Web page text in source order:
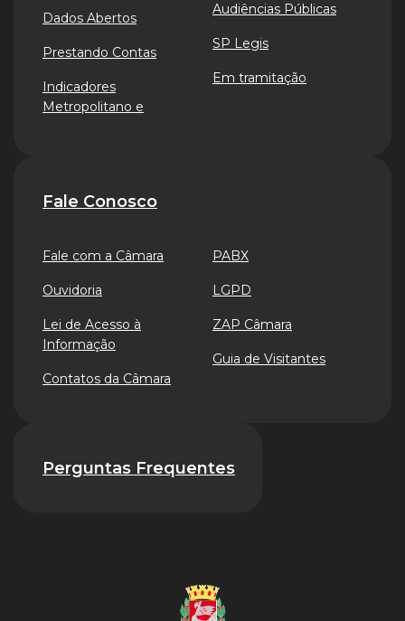
Dados Abertos
Prestando Contas
Indicadores
Metropolitano e
Audiências Públicas
SP Legis
Em tramitação
Fale Conosco
Fale com a Câmara
Ouvidoria
Lei de Acesso à
Informação
Contatos da Câmara
PABX
LGPD
ZAP Câmara
Guia de Visitantes
Perguntas Frequentes